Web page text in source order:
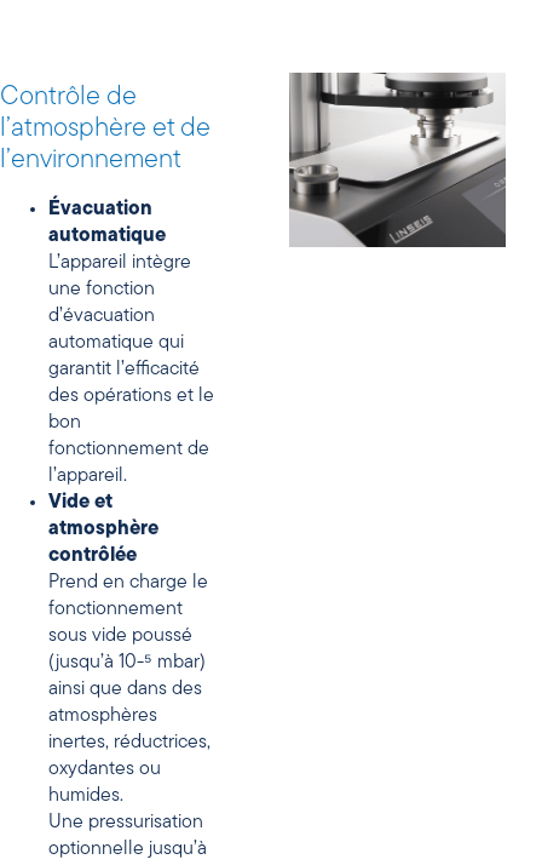
Contrôle de
l’atmosphère et de
l’environnement
Évacuation
automatique
L’appareil intègre
une fonction
d’évacuation
automatique qui
garantit l’efficacité
des opérations et le
bon
fonctionnement de
l’appareil.
Vide et
atmosphère
contrôlée
Prend en charge le
fonctionnement
sous vide poussé
(jusqu’à 10-⁵ mbar)
ainsi que dans des
atmosphères
inertes, réductrices,
oxydantes ou
humides.
Une pressurisation
optionnelle jusqu’à